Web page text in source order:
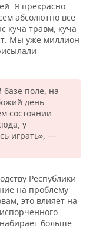
Я прекрасно
абсолютно все
куча травм, куча
Мы уже миллион
поле, на
день
состоянии
у
играть», —
Республики
на проблему
это влияет на
больше